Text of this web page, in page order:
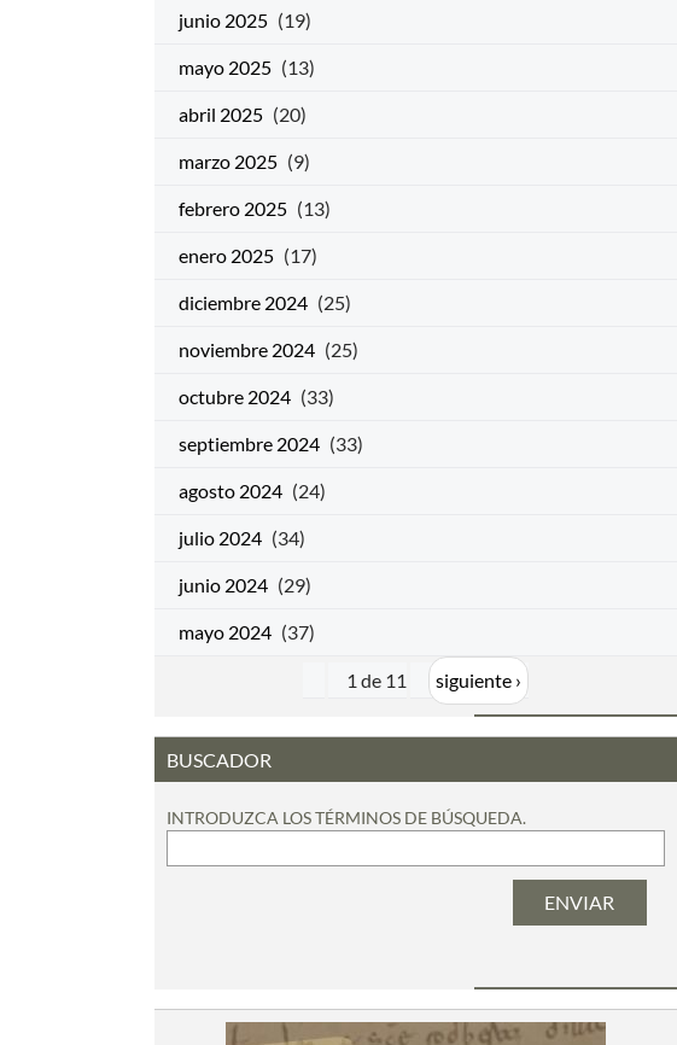
junio 2025 (19)
mayo 2025 (13)
abril 2025 (20)
marzo 2025 (9)
febrero 2025 (13)
enero 2025 (17)
diciembre 2024 (25)
noviembre 2024 (25)
octubre 2024 (33)
septiembre 2024 (33)
agosto 2024 (24)
julio 2024 (34)
junio 2024 (29)
mayo 2024 (37)
1 de 11 siguiente ›
BUSCADOR
INTRODUZCA LOS TÉRMINOS DE BÚSQUEDA.